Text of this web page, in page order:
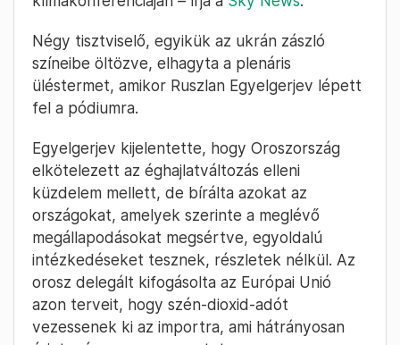
Négy tisztviselő, egyikük az ukrán zászló
színeibe öltözve, elhagyta a plenáris
üléstermet, amikor Ruszlan Egyelgerjev lépett
fel a pódiumra.
Egyelgerjev kijelentette, hogy Oroszország
elkötelezett az éghajlatváltozás elleni
küzdelem mellett, de bírálta azokat az
országokat, amelyek szerinte a meglévő
megállapodásokat megsértve, egyoldalú
intézkedéseket tesznek, részletek nélkül. Az
orosz delegált kifogásolta az Európai Unió
azon terveit, hogy szén-dioxid-adót
vezessenek ki az importra, ami hátrányosan